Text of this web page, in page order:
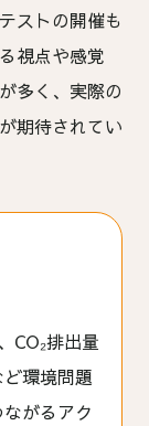
ストの開催も
視点や感覚
多く、実際の
期待されてい
CO₂排出量
環境問題
がるアク